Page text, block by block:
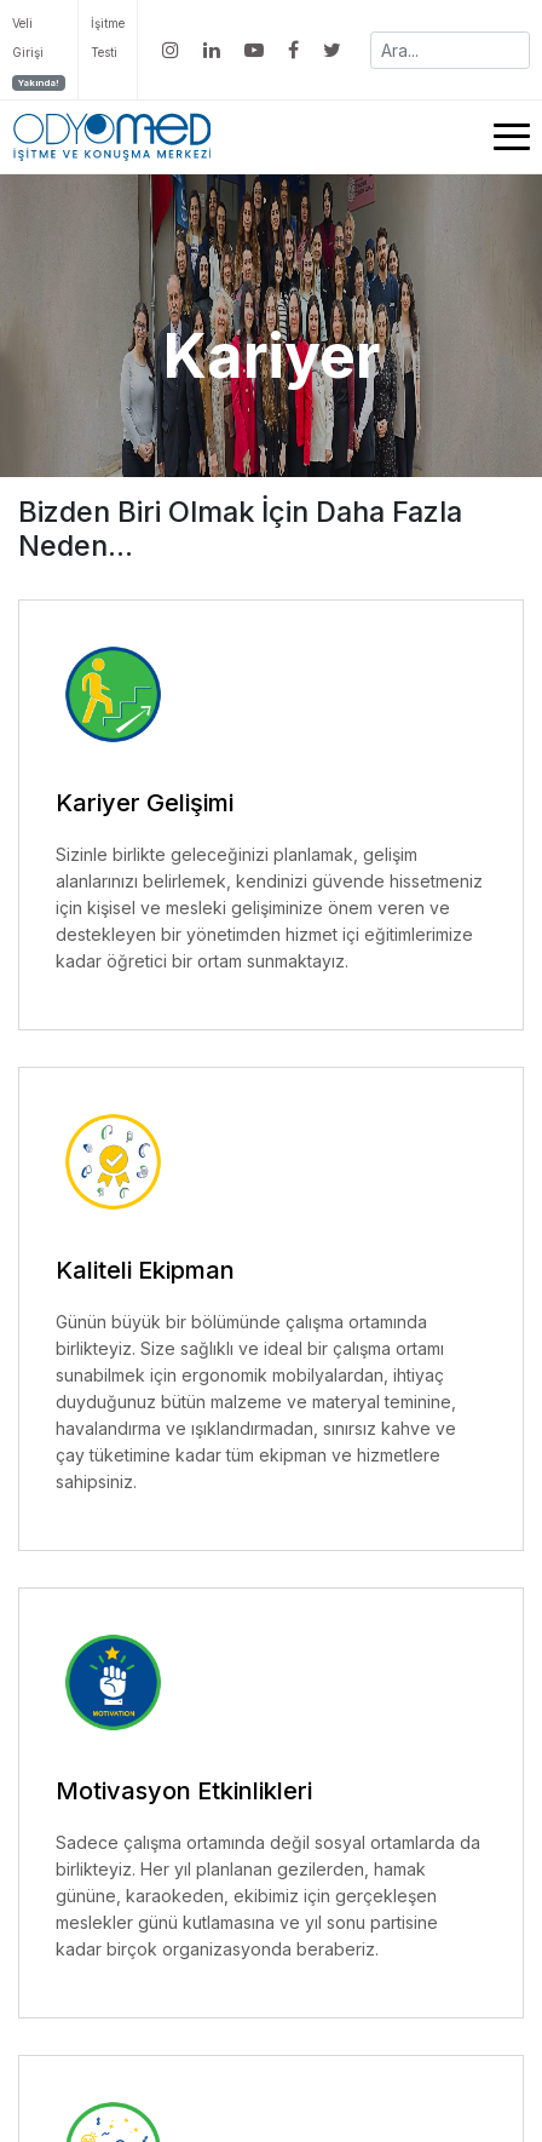
Veli
Girişi
Yakında!
İşitme
Testi
Kariyer
Bizden Biri Olmak İçin Daha Fazla
Neden...
Kariyer Gelişimi
Sizinle birlikte geleceğinizi planlamak, gelişim
alanlarınızı belirlemek, kendinizi güvende hissetmeniz
için kişisel ve mesleki gelişiminize önem veren ve
destekleyen bir yönetimden hizmet içi eğitimlerimize
kadar öğretici bir ortam sunmaktayız.
Kaliteli Ekipman
Günün büyük bir bölümünde çalışma ortamında
birlikteyiz. Size sağlıklı ve ideal bir çalışma ortamı
sunabilmek için ergonomik mobilyalardan, ihtiyaç
duyduğunuz bütün malzeme ve materyal teminine,
havalandırma ve ışıklandırmadan, sınırsız kahve ve
çay tüketimine kadar tüm ekipman ve hizmetlere
sahipsiniz.
Motivasyon Etkinlikleri
Sadece çalışma ortamında değil sosyal ortamlarda da
birlikteyiz. Her yıl planlanan gezilerden, hamak
gününe, karaokeden, ekibimiz için gerçekleşen
meslekler günü kutlamasına ve yıl sonu partisine
kadar birçok organizasyonda beraberiz.